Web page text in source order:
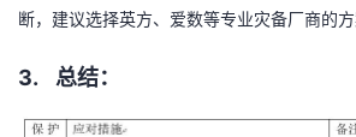
断，建议选择英方、爱数等专业灾备厂商的方
3. 总结：